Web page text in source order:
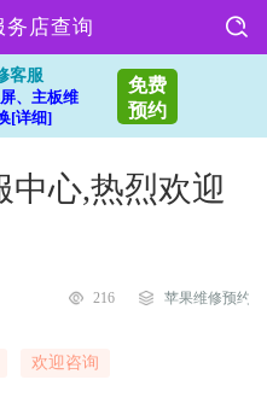
务店查询
客服
、主板维
[详细]
免费
预约
中心,热烈欢迎
216 苹果维修预约
欢迎咨询